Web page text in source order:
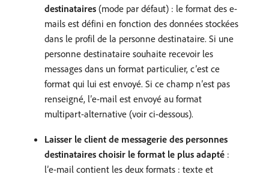
destinataires (mode par défaut) : le format des e-
mails est défini en fonction des données stockées
dans le profil de la personne destinataire. Si une
personne destinataire souhaite recevoir les
messages dans un format particulier, c’est ce
format qui lui est envoyé. Si ce champ n’est pas
renseigné, l’e-mail est envoyé au format
multipart-alternative (voir ci-dessous).
Laisser le client de messagerie des personnes
destinataires choisir le format le plus adapté :
l’e-mail contient les deux formats : texte et